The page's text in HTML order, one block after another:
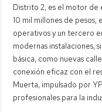
Distrito 2, es el motor de
10 mil millones de
operativos y un tercero
modernas instalaciones,
básica, como nuevas
conexión eficaz con el
Muerta, impulsado por
profesionales para la